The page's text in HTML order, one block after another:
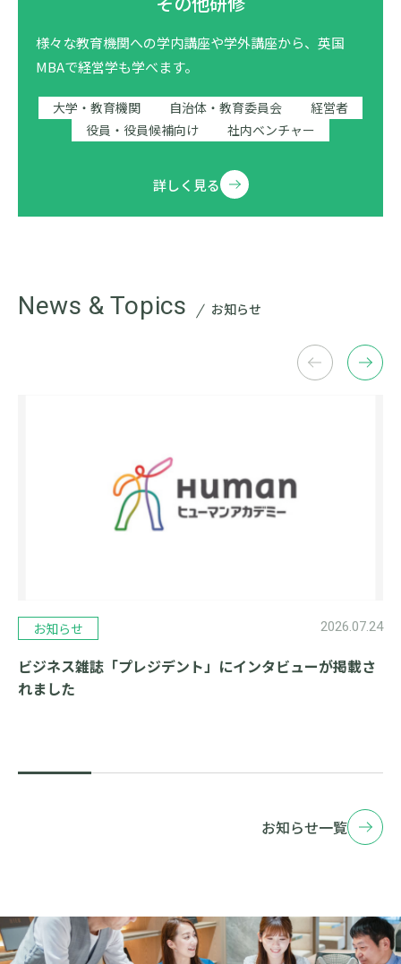
様々な教育機関への学内講座や学外講座から、英国
MBAで経営学も学べます。
大学・教育機関 自治体・教育委員会
経営者
役員・役員候補向け
社内ベンチャー
詳しく見る
News & Topics お知らせ
お知らせ 2026.07.24
ビジネス雑誌「プレジデント」にインタビューが掲載さ
れました
お知らせ一覧